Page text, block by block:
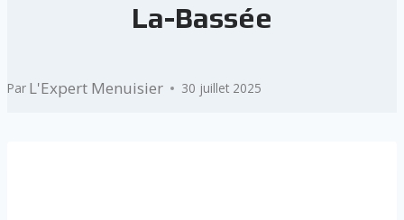
La-Bassée
Par L'Expert Menuisier 30 juillet 2025